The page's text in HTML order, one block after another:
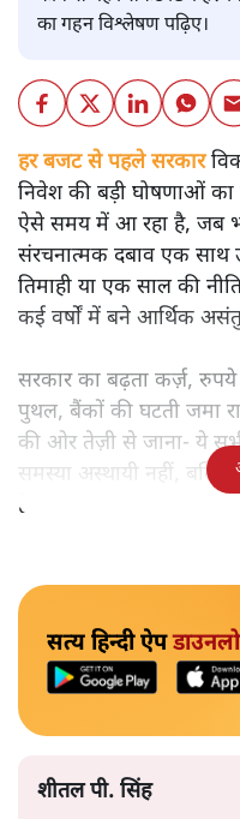
का गहन विश्लेषण पढ़िए।
हर बजट से पहले सरकार
निवेश की बड़ी घोषणाओं का
ऐसे समय में आ रहा है, जब
संरचनात्मक दबाव एक
तिमाही या एक साल की
कई वर्षों में बने आर्थिक
सरकार का बढ़ता कर्ज़,
पुथल, बैंकों की घटती जमा
की ओर तेज़ी से जाना- ये
समस्या अस्थायी नहीं, बल्कि
है।
सत्य हिन्दी ऐप
शीतल पी. सिंह